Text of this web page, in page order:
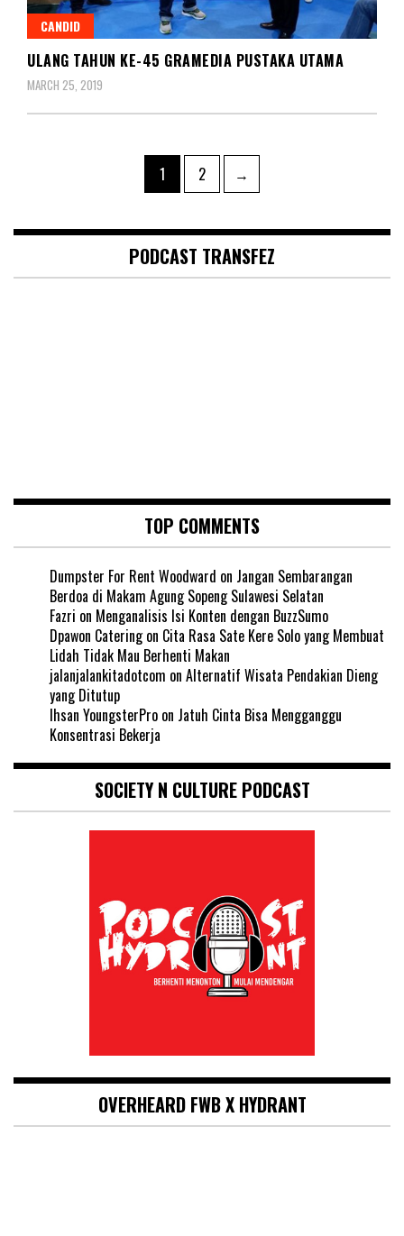
CANDID
ULANG TAHUN KE-45 GRAMEDIA PUSTAKA UTAMA
MARCH 25, 2019
Page
1 Page
2 →
PODCAST TRANSFEZ
TOP COMMENTS
Dumpster For Rent Woodward on Jangan Sembarangan
Berdoa di Makam Agung Sopeng Sulawesi Selatan
Fazri on Menganalisis Isi Konten dengan BuzzSumo
Dpawon Cateringon Cita Rasa Sate Kere Solo yang Membuat
Lidah Tidak Mau Berhenti Makan
jalanjalankitadotcom on Alternatif Wisata Pendakian Dieng
yang Ditutup
Ihsan YoungsterPro on Jatuh Cinta Bisa Mengganggu
Konsentrasi Bekerja
SOCIETY N CULTURE PODCAST
OVERHEARD FWB X HYDRANT